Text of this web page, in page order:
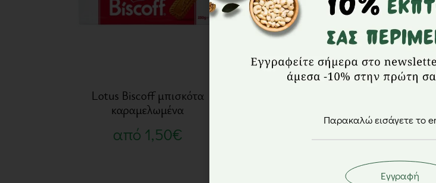
Lotus Biscoff μπισκότα
καραμελωμένα
από 1,50€ 5,30€
Εγγραφή